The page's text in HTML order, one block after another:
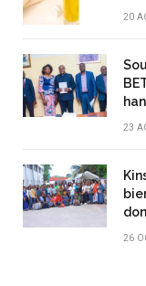
20
23
26